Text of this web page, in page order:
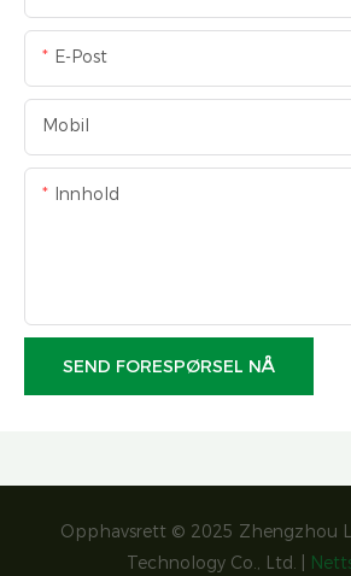
E-Post
Mobil
Innhold
SEND FORESPØRSEL NÅ
Opphavsrett © 2025 Zhengzhou
Technology Co., Ltd. |